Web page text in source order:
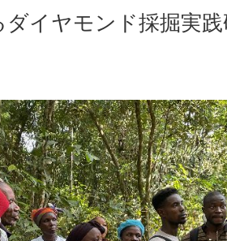
イヤモンド採掘実践